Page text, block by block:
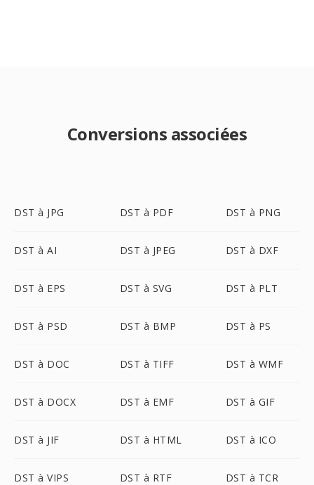
Conversions associées
DST à JPG DST à PDF DST à PNG
DST à AI DST à JPEG DST à DXF
DST à EPS DST à SVG DST à PLT
DST à PSD DST à BMP DST à PS
DST à DOC DST à TIFF DST à WMF
DST à DOCX DST à EMF DST à GIF
DST à JIF DST à HTML DST à ICO
DST à VIPS DST à RTF DST à TCR